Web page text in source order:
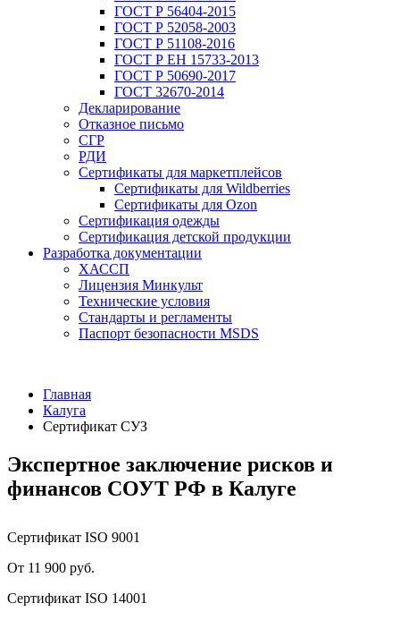
ГОСТ Р 56404-2015
ГОСТ Р 52058-2003
ГОСТ Р 51108-2016
ГОСТ Р ЕН 15733-2013
ГОСТ Р 50690-2017
ГОСТ 32670-2014
Декларирование
Отказное письмо
СГР
РДИ
Сертификаты для маркетплейсов
Сертификаты для Wildberries
Сертификаты для Ozon
Сертификация одежды
Сертификация детской продукции
Разработка документации
ХАССП
Лицензия Минкульт
Технические условия
Стандарты и регламенты
Паспорт безопасности MSDS
Главная
Калуга
Сертификат СУЗ
Экспертное заключение рисков и
финансов СОУТ РФ в Калуге
Сертификат ISO 9001
От 11 900 руб.
Сертификат ISO 14001